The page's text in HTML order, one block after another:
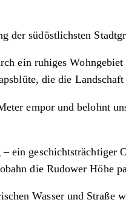
der südöstlichsten
ein ruhiges
die die
empor und belohnt
ein
die Rudower Höhe
Wasser und Straße